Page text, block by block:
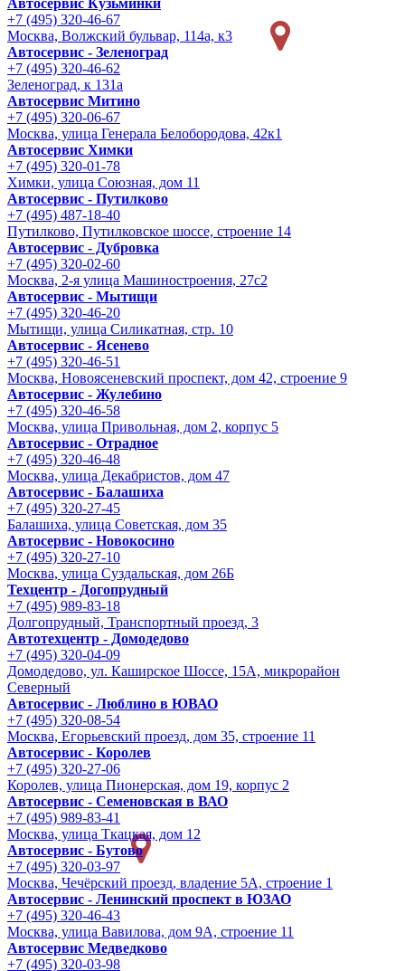
Автосервис Кузьминки
+7 (495) 320-46-67
Москва, Волжский бульвар, 114а, к3
Автосервис - Зеленоград
+7 (495) 320-46-62
Зеленоград, к 131а
Автосервис Митино
+7 (495) 320-06-67
Москва, улица Генерала Белобородова, 42к1
Автосервис Химки
+7 (495) 320-01-78
Химки, улица Союзная, дом 11
Автосервис - Путилково
+7 (495) 487-18-40
Путилково, Путилковское шоссе, строение 14
Автосервис - Дубровка
+7 (495) 320-02-60
Москва, 2-я улица Машиностроения, 27с2
Автосервис - Мытищи
+7 (495) 320-46-20
Мытищи, улица Силикатная, стр. 10
Автосервис - Ясенево
+7 (495) 320-46-51
Москва, Новоясеневский проспект, дом 42, строение 9
Автосервис - Жулебино
+7 (495) 320-46-58
Москва, улица Привольная, дом 2, корпус 5
Автосервис - Отрадное
+7 (495) 320-46-48
Москва, улица Декабристов, дом 47
Автосервис - Балашиха
+7 (495) 320-27-45
Балашиха, улица Советская, дом 35
Автосервис - Новокосино
+7 (495) 320-27-10
Москва, улица Суздальская, дом 26Б
Техцентр - Догопрудный
+7 (495) 989-83-18
Долгопрудный, Транспортный проезд, 3
Автотехцентр - Домодедово
+7 (495) 320-04-09
Домодедово, ул. Каширское Шоссе, 15А, микрорайон
Северный
Автосервис - Люблино в ЮВАО
+7 (495) 320-08-54
Москва, Егорьевский проезд, дом 35, строение 11
Автосервис - Королев
+7 (495) 320-27-06
Королев, улица Пионерская, дом 19, корпус 2
Автосервис - Семеновская в ВАО
+7 (495) 989-83-41
Москва, улица Ткацкая, дом 12
Автосервис - Бутово
+7 (495) 320-03-97
Москва, Чечёрский проезд, владение 5А, строение 1
Автосервис - Ленинский проспект в ЮЗАО
+7 (495) 320-46-43
Москва, улица Вавилова, дом 9A, строение 11
Автосервис Медведково
+7 (495) 320-03-98